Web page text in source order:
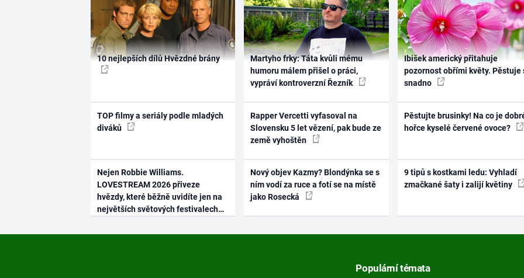
10 nejlepších dílů Hvězdné brány
TOP filmy a seriály podle mladých
diváků
Nejen Robbie Williams.
LOVESTREAM 2026 přiveze
hvězdy, které běžně uvidíte jen na
největších světových festivalech
Martyho frky: Táta kvůli mému
humoru málem přišel o práci,
vypráví kontroverzní Řezník
Rapper Vercetti vyfasoval na
Slovensku 5 let vězení, pak bude ze
země vyhoštěn
Nový objev Kazmy? Blondýnka se s
ním vodí za ruce a fotí se na místě
jako Rosecká
Ibišek americký přitahuje
pozornost obřími květy. Pěstuje
snadno
Pěstujte brusinky! Na co je
hořce kyselé červené ovoce?
9 tipů s kostkami ledu: Vyhladí
zmačkané šaty i zalijí květiny
Populární témata